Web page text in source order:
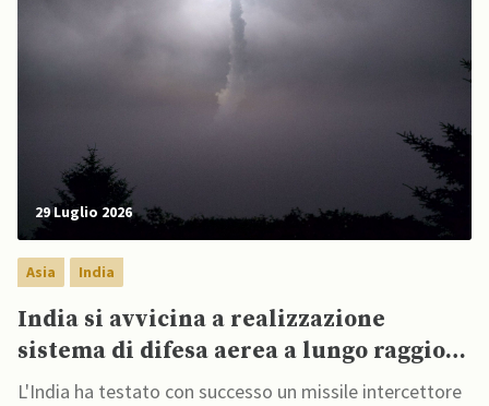
29 Luglio 2026
Asia India
India si avvicina a realizzazione
sistema di difesa aerea a lungo raggio
di produzione nazionale
L'India ha testato con successo un missile intercettore